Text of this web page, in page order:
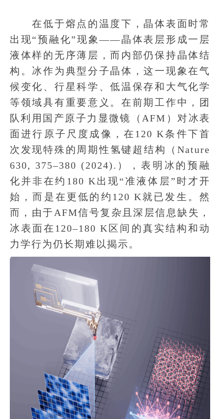
在低于熔点的温度下，晶体表面时常
出现“预融化”现象——晶体表层形成一层
液体样的无序薄层，而内部仍保持晶体结
构。冰作为典型分子晶体，这一现象在气
候变化、行星科学、低温保存和大气化学
等领域具有重要意义。在前期工作中，团
队利用国产原子力显微镜（AFM）对冰表
面进行原子尺度成像，在120 K条件下首
次发现特殊的周期性氢键超结构（Nature
630, 375–380 (2024).），表明冰的预融
化并非在约180 K出现“准液体层”时才开
始，而是在更低的约120 K就已发生。然
而，由于AFM信号复杂且深层信息缺失，
冰表面在120–180 K区间的真实结构和动
力学行为仍长期难以揭示。